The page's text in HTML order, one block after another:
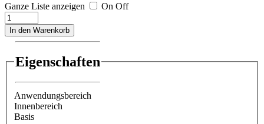
Ganze Liste anzeigen
On Off
In den Warenkorb
Eigenschaften
Anwendungsbereich
Innenbereich
Basis